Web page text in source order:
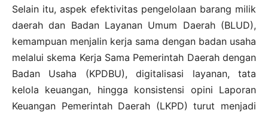
Selain itu, aspek efektivitas pengelolaan barang milik
daerah dan Badan Layanan Umum Daerah (BLUD),
kemampuan menjalin kerja sama dengan badan usaha
melalui skema Kerja Sama Pemerintah Daerah dengan
Badan Usaha (KPDBU), digitalisasi layanan, tata
kelola keuangan, hingga konsistensi opini Laporan
Keuangan Pemerintah Daerah (LKPD) turut menjadi